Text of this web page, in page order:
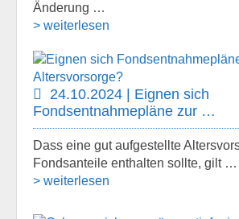
Änderung …
> weiterlesen
24.10.2024 | Eignen sich
Fondsentnahmepläne zur …
Dass eine gut aufgestellte
Fondsanteile enthalten sollte, gilt …
> weiterlesen